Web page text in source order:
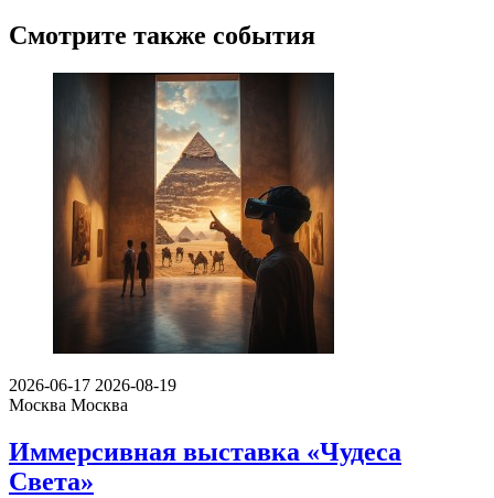
Смотрите также события
2026-06-17 2026-08-19
Москва Москва
Иммерсивная выставка «Чудеса
Света»